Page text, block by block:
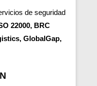
de seguridad
22000, BRC
GlobalGap,